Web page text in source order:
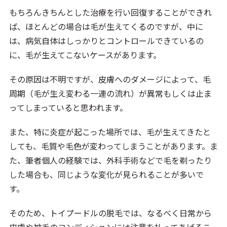
もちろんきちんとした治療を行い回復することができれ
ば、ほとんどの場合は毛が生えてくるのですが、中に
は、病気自体はしっかりとコントロールできているの
に、毛が生えてこないケースがあります。
その原因は不明ですが、皮膚へのダメージによって、毛
周期（毛が生え変わる一連の流れ）が異常もしくは止ま
ってしまっていると思われます。
また、特に炎症が起こった場所では、毛が生えてきたと
しても、毛質や毛色が変わってしまうことがあります。ま
た、筆者個人の経験では、外科手術などで毛を剃ったり
した場合も、同じような変化が見られることが多いで
す。
そのため、トイプードルの脱毛では、なるべく日常から